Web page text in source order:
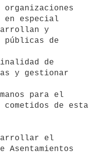
especial
de
y gestionar
de esta
el
Asentamientos